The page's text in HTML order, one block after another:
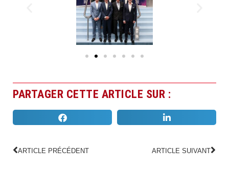
PARTAGER CETTE ARTICLE SUR :
ARTICLE PRÉCÉDENT ARTICLE SUIVANT